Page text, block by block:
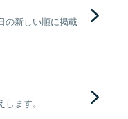
の新しい順に掲載
ます。